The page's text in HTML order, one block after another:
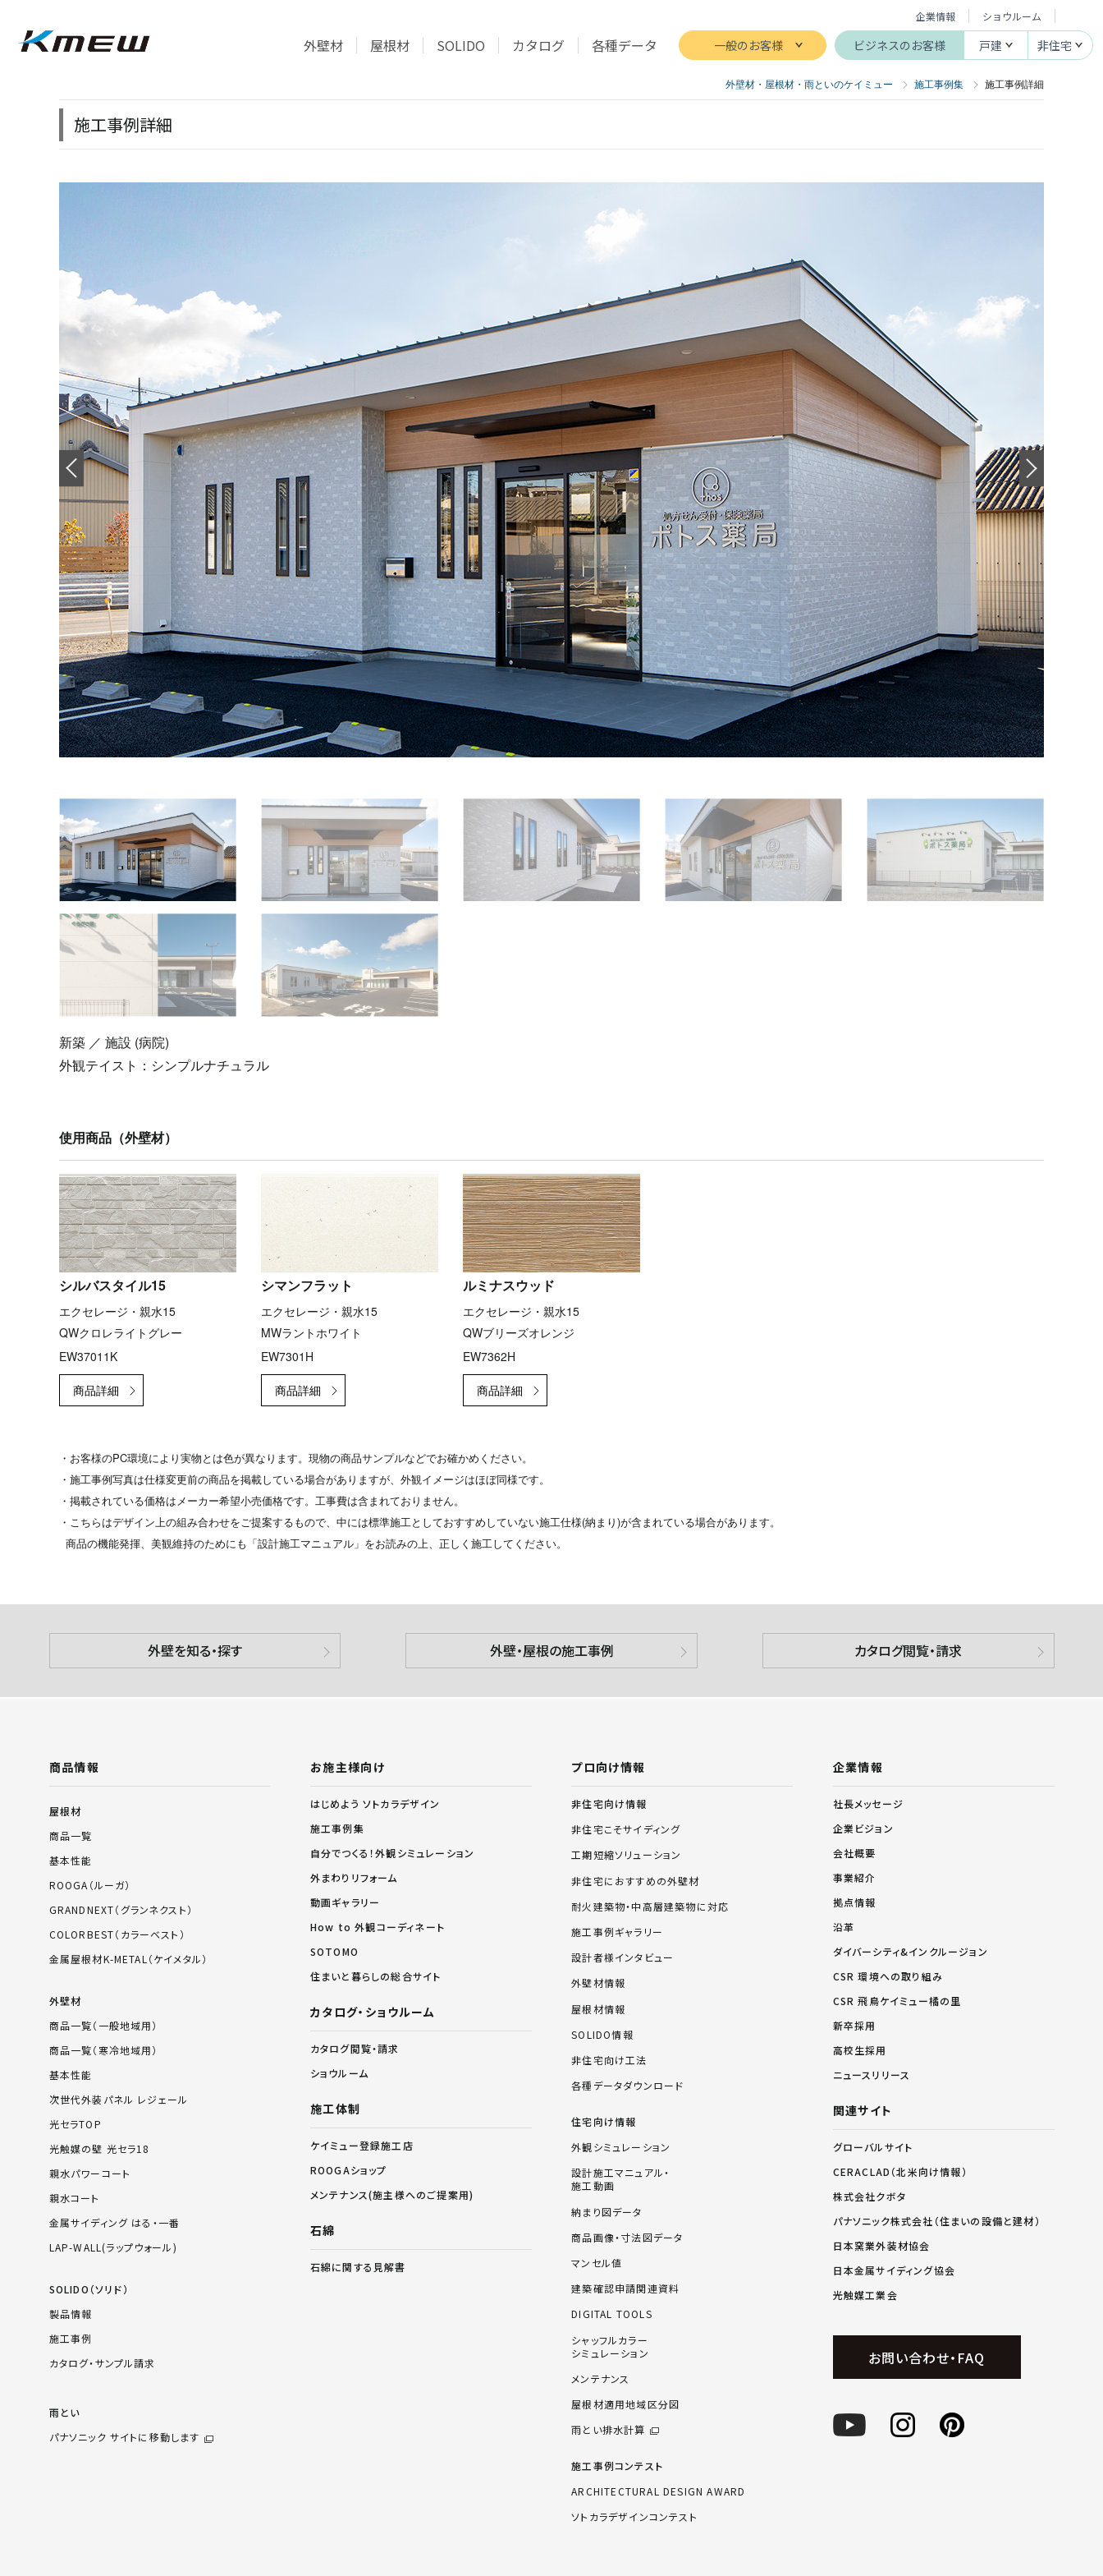
企業情報 ショウルーム
外壁材 屋根材 SOLIDO カタログ 各種データ 一般のお客様 ビジネスのお客様 戸建 非住宅
外壁材・屋根材・雨といのケイミュー 施工事例集 施工事例詳細
施工事例詳細
新築 ／ 施設 (病院)
外観テイスト： シンプルナチュラル
使用商品（外壁材）
シルバスタイル15
エクセレージ・親水15
QWクロレライトグレー
EW37011K
シマンフラット
エクセレージ・親水15
MWラントホワイト
EW7301H
ルミナスウッド
エクセレージ・親水15
QWブリーズオレンジ
EW7362H
・お客様のPC環境により実物とは色が異なります。現物の商品サンプルなどでお確かめください。
・施工事例写真は仕様変更前の商品を掲載している場合がありますが、外観イメージはほぼ同様です。
・掲載されている価格はメーカー希望小売価格です。工事費は含まれておりません。
・こちらはデザイン上の組み合わせをご提案するもので、中には標準施工としておすすめしていない施工仕様(納まり)が含まれている場合があります。
商品の機能発揮、美観維持のためにも「設計施工マニュアル」をお読みの上、正しく施工してください。
外壁を知る・探す 外壁・屋根の施工事例 カタログ閲覧・請求
商品情報
屋根材
商品一覧
基本性能
ROOGA（ルーガ）
GRANDNEXT（グランネクスト）
COLORBEST（カラーベスト）
金属屋根材K-METAL（ケイメタル）
外壁材
商品一覧（一般地域用）
商品一覧（寒冷地域用）
基本性能
次世代外装パネル レジェール
光セラTOP
光触媒の壁 光セラ18
親水パワーコート
親水コート
金属サイディング はる・一番
LAP-WALL(ラップウォール)
SOLIDO（ソリド）
製品情報
施工事例
カタログ・サンプル請求
雨とい
パナソニック サイトに移動します
お施主様向け
はじめよう ソトカラデザイン
施工事例集
自分でつくる！外観シミュレーション
外まわりリフォーム
動画ギャラリー
How to 外観コーディネート
SOTOMO
住まいと暮らしの総合サイト
カタログ・ショウルーム
カタログ閲覧・請求
ショウルーム
施工体制
ケイミュー登録施工店
ROOGAショップ
メンテナンス(施主様へのご提案用)
石綿
石綿に関する見解書
プロ向け情報
非住宅向け情報
非住宅こそサイディング
工期短縮ソリューション
非住宅におすすめの外壁材
耐火建築物・中高層建築物に対応
施工事例ギャラリー
設計者様インタビュー
外壁材情報
屋根材情報
SOLIDO情報
非住宅向け工法
各種データダウンロード
住宅向け情報
外観シミュレーション
設計施工マニュアル・
施工動画
納まり図データ
商品画像・寸法図データ
マンセル値
建築確認申請関連資料
DIGITAL TOOLS
シャッフルカラー
シミュレーション
メンテナンス
屋根材適用地域区分図
雨とい排水計算
施工事例コンテスト
ARCHITECTURAL DESIGN AWARD
ソトカラデザインコンテスト
企業情報
社長メッセージ
企業ビジョン
会社概要
事業紹介
拠点情報
沿革
ダイバーシティ&インクルージョン
CSR 環境への取り組み
CSR 飛鳥ケイミュー橘の里
新卒採用
高校生採用
ニュースリリース
関連サイト
グローバルサイト
CERACLAD（北米向け情報）
株式会社クボタ
パナソニック株式会社（住まいの設備と建材）
日本窯業外装材協会
日本金属サイディング協会
光触媒工業会
お問い合わせ・FAQ